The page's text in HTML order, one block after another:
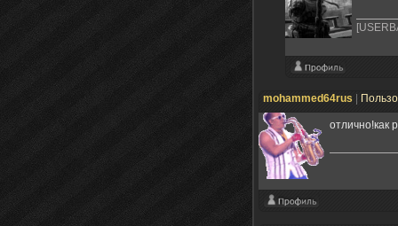
mohammed64rus
отлично!как